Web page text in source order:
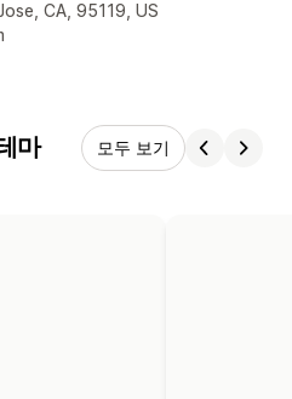
CA, 95119, US
마 모두 보기